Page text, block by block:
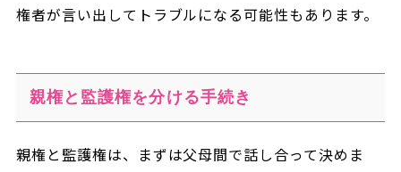
権者が言い出してトラブルになる可能性もあります。
親権と監護権を分ける手続き
親権と監護権は、まずは父母間で話し合って決めま